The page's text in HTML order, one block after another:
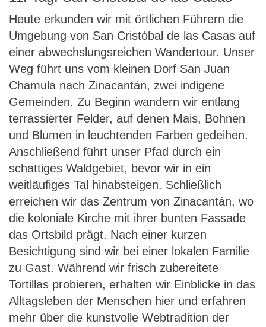
Heute erkunden wir mit örtlichen Führern die
Umgebung von San Cristóbal de las Casas auf
einer abwechslungsreichen Wandertour. Unser
Weg führt uns vom kleinen Dorf San Juan
Chamula nach Zinacantán, zwei indigene
Gemeinden. Zu Beginn wandern wir entlang
terrassierter Felder, auf denen Mais, Bohnen
und Blumen in leuchtenden Farben gedeihen.
Anschließend führt unser Pfad durch ein
schattiges Waldgebiet, bevor wir in ein
weitläufiges Tal hinabsteigen. Schließlich
erreichen wir das Zentrum von Zinacantán, wo
die koloniale Kirche mit ihrer bunten Fassade
das Ortsbild prägt. Nach einer kurzen
Besichtigung sind wir bei einer lokalen Familie
zu Gast. Während wir frisch zubereitete
Tortillas probieren, erhalten wir Einblicke in das
Alltagsleben der Menschen hier und erfahren
mehr über die kunstvolle Webtradition der